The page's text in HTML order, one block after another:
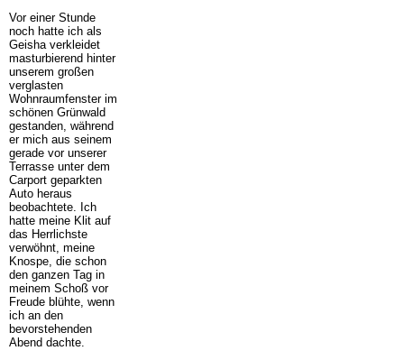
Vor einer Stunde
noch hatte ich als
Geisha verkleidet
masturbierend hinter
unserem großen
verglasten
Wohnraumfenster im
schönen Grünwald
gestanden, während
er mich aus seinem
gerade vor unserer
Terrasse unter dem
Carport geparkten
Auto heraus
beobachtete. Ich
hatte meine Klit auf
das Herrlichste
verwöhnt, meine
Knospe, die schon
den ganzen Tag in
meinem Schoß vor
Freude blühte, wenn
ich an den
bevorstehenden
Abend dachte.